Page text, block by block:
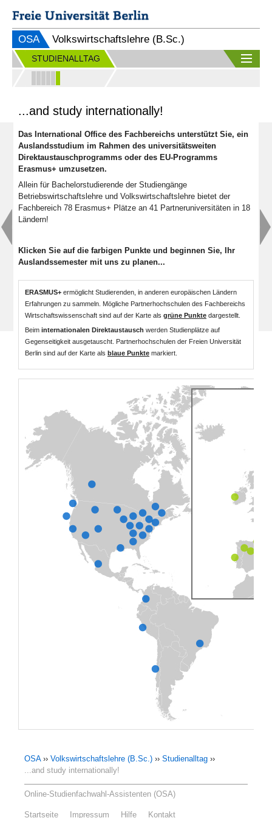
OSA Volkswirtschaftslehre (B.Sc.)
STUDIENALLTAG
...and study internationally!
Das International Office des Fachbereichs unterstützt Sie, ein
Auslandsstudium im Rahmen des universitätsweiten
Direktaustauschprogramms oder des EU-Programms
Erasmus+ umzusetzen.
Allein für Bachelorstudierende der Studiengänge
Betriebswirtschaftslehre und Volkswirtschaftslehre bietet der
Fachbereich 78 Erasmus+ Plätze an 41 Partneruniversitäten in 18
Ländern!
Klicken Sie auf die farbigen Punkte und beginnen Sie, Ihr
Auslandssemester mit uns zu planen...
ERASMUS+ ermöglicht Studierenden, in anderen europäischen Ländern
Erfahrungen zu sammeln. Mögliche Partnerhochschulen des Fachbereichs
Wirtschaftswissenschaft sind auf der Karte als grüne Punkte dargestellt.
Beim internationalen Direktaustausch werden Studienplätze auf
Gegenseitigkeit ausgetauscht. Partnerhochschulen der Freien Universität
Berlin sind auf der Karte als blaue Punkte markiert.
OSA›› Volkswirtschaftslehre (B.Sc.) ›› Studienalltag ››
...and study internationally!
Online-Studienfachwahl-Assistenten (OSA)
Startseite Impressum Hilfe Kontakt